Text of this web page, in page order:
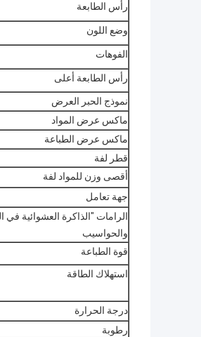
رأس الطابعة
وضع اللون
الفوهات
رأس الطابعة أعلى
نموذج الحبر العرض
ماكس عرض المواد
ماكس عرض الطباعة
قطر لفة
أقصى وزن للمواد لفة
جهة تعامل
الرامات "الذاكرة العشوائية في
والحواسيب
قوة الطباعة
استهلاك الطاقة
درجة الحرارة
رطوبة